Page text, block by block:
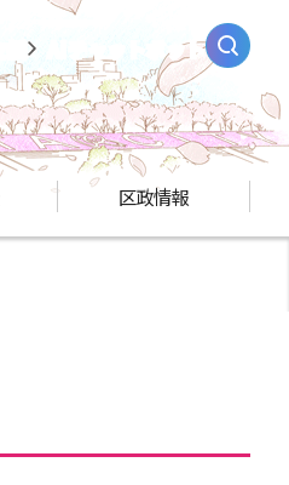
AIチャットボット
区政情報